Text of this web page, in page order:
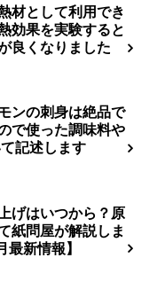
材として利用でき
効果を実験すると
良くなりました
ンの刺身は絶品で
で使った調味料や
記述します
げはいつから？原
紙問屋が解説しま
最新情報】